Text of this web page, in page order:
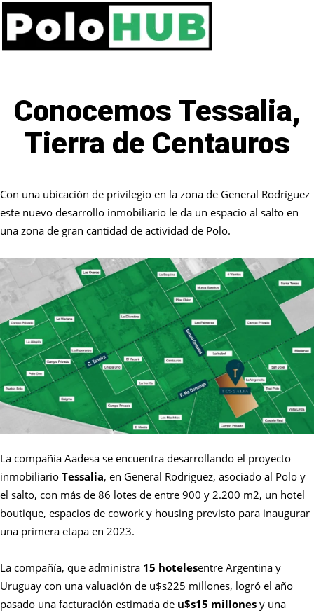
Conocemos Tessalia,
Tierra de Centauros
Con una ubicación de privilegio en la zona de General Rodríguez
este nuevo desarrollo inmobiliario le da un espacio al salto en
una zona de gran cantidad de actividad de Polo.
La compañía Aadesa se encuentra desarrollando el proyecto
inmobiliario Tessalia, en General Rodriguez, asociado al Polo y
el salto, con más de 86 lotes de entre 900 y 2.200 m2, un hotel
boutique, espacios de cowork y housing previsto para inaugurar
una primera etapa en 2023.
La compañía, que administra 15 hotelesentre Argentina y
Uruguay con una valuación de u$s225 millones, logró el año
pasado una facturación estimada de u$s15 millones y una